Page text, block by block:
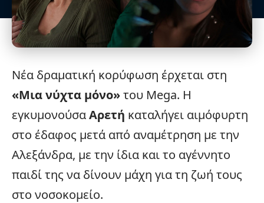
Νέα δραματική κορύφωση έρχεται στη
«Μια νύχτα μόνο»του Mega. Η
εγκυμονούσαΑρετή καταλήγει αιμόφυρτη
στο έδαφος μετά από αναμέτρηση με την
Αλεξάνδρα, με την ίδια και το αγέννητο
παιδί της να δίνουν μάχη για τη ζωή τους
στο νοσοκομείο.